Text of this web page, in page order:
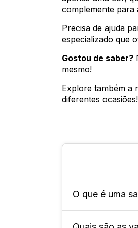
complemente para
Precisa de ajuda
especializado que
Gostou de saber?
mesmo!
Explore também a
diferentes ocasiões!
O que é uma